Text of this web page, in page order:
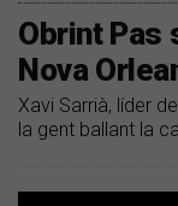
Obrint Pas
Nova
Xavi Sarrià, líder
la gent ballant la